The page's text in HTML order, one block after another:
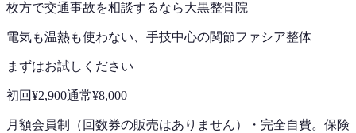
枚方で交通事故を相談するなら大黒整骨院
電気も温熱も使わない、手技中心の関節ファシア整体
まずはお試しください
初回¥2,900通常¥8,000
月額会員制（回数券の販売はありません） ・ 完全自費。保険